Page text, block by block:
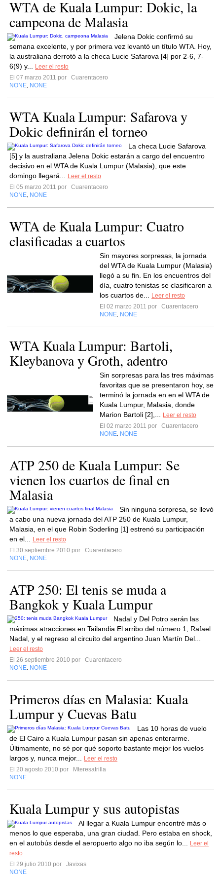
WTA de Kuala Lumpur: Dokic, la
campeona de Malasia
Jelena Dokic confirmó su
semana excelente, y por primera vez levantó un título WTA. Hoy,
la australiana derrotó a la checa Lucie Safarova [4] por 2-6, 7-
6(9) y...
Leer el resto
El 07 marzo 2011 por
Cuarentacero
NONE NONE
WTA Kuala Lumpur: Safarova y
Dokic definirán el torneo
La checa Lucie Safarova
[5] y la australiana Jelena Dokic estarán a cargo del encuentro
decisivo en el WTA de Kuala Lumpur (Malasia), que este
domingo llegará...
Leer el resto
El 05 marzo 2011 por
Cuarentacero
NONE NONE
WTA de Kuala Lumpur: Cuatro
clasificadas a cuartos
Sin mayores sorpresas, la jornada
del WTA de Kuala Lumpur (Malasia)
llegó a su fin. En los encuentros del
día, cuatro tenistas se clasificaron a
los cuartos de...
Leer el resto
El 02 marzo 2011 por
Cuarentacero
NONE NONE
WTA Kuala Lumpur: Bartoli,
Kleybanova y Groth, adentro
Sin sorpresas para las tres máximas
favoritas que se presentaron hoy, se
terminó la jornada en en el WTA de
Kuala Lumpur, Malasia, donde
Marion Bartoli [2],...
Leer el resto
El 02 marzo 2011 por
Cuarentacero
NONE NONE
ATP 250 de Kuala Lumpur: Se
vienen los cuartos de final en
Malasia
Sin ninguna sorpresa, se llevó
a cabo una nueva jornada del ATP 250 de Kuala Lumpur,
Malasia, en el que Robin Soderling [1] estrenó su participación
en el...
Leer el resto
El 30 septiembre 2010 por
Cuarentacero
NONE NONE
ATP 250: El tenis se muda a
Bangkok y Kuala Lumpur
Nadal y Del Potro serán las
máximas atracciones en Tailandia El arribo del número 1, Rafael
Nadal, y el regreso al circuito del argentino Juan Martín Del...
Leer el resto
El 26 septiembre 2010 por
Cuarentacero
NONE NONE
Primeros días en Malasia: Kuala
Lumpur y Cuevas Batu
Las 10 horas de vuelo
de El Cairo a Kuala Lumpur pasan sin apenas enterarme.
Últimamente, no sé por qué soporto bastante mejor los vuelos
largos y, nunca mejor...
Leer el resto
El 20 agosto 2010 por
Mteresatrilla
NONE
Kuala Lumpur y sus autopistas
Al llegar a Kuala Lumpur encontré más o
menos lo que esperaba, una gran ciudad. Pero estaba en shock,
en el autobús desde el aeropuerto algo no iba según lo...
Leer el
resto
El 29 julio 2010 por
Javixas
NONE